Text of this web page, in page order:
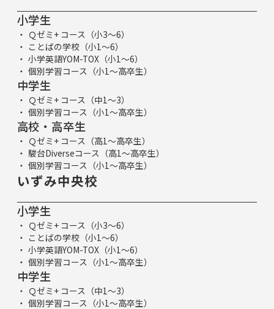
小学生
Ｑゼミ+ コース（小3～6）
ことばの学校（小1～6）
小学英語YOM-TOX（小1～6）
個別学習コース（小1～高卒生）
中学生
Ｑゼミ+ コース（中1～3）
個別学習コース（小1～高卒生）
高校・高卒生
Ｑゼミ+ コース（高1～高卒生）
駿台Diverseコース（高1～高卒生）
個別学習コース（小1～高卒生）
いずみ中央校
小学生
Ｑゼミ+ コース（小3～6）
ことばの学校（小1～6）
小学英語YOM-TOX（小1～6）
個別学習コース（小1～高卒生）
中学生
Ｑゼミ+ コース（中1～3）
個別学習コース（小1～高卒生）